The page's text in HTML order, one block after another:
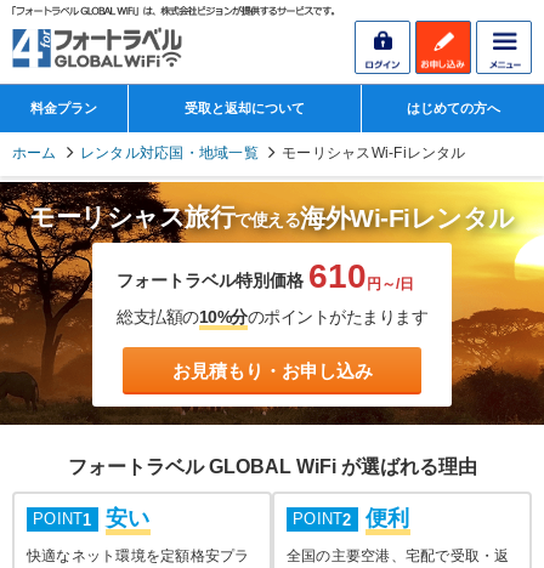
料金プラン 受取と返却について はじめての方へ
ホーム レンタル対応国・地域一覧 モーリシャスWi-Fiレンタル
モーリシャス旅行で使える海外Wi-Fiレンタル
フォートラベル特別価格 610円～/日
総支払額の10%分のポイントがたまります
お見積もり・お申し込み
フォートラベル GLOBAL WiFi が選ばれる理由
POINT1 安い
快適なネット環境を定額格安プラ
POINT2 便利
全国の主要空港、宅配で受取・返